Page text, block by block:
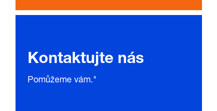
Kontaktujte nás
Pomůžeme vám."